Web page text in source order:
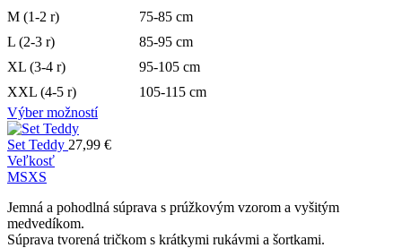
M (1-2 r)
75-85 cm
L (2-3 r)
85-95 cm
XL (3-4 r)
95-105 cm
XXL (4-5 r)
105-115 cm
Výber možností
Set Teddy 27,99 €
Veľkosť
MSXS
Jemná a pohodlná súprava s prúžkovým vzorom a vyšitým
medvedíkom.
Súprava tvorená tričkom s krátkymi rukávmi a šortkami.